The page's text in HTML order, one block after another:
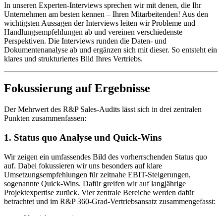
In unseren Experten-Interviews sprechen wir mit denen, die Ihr
Unternehmen am besten kennen – Ihren Mitarbeitenden! Aus den
wichtigsten Aussagen der Interviews leiten wir Probleme und
Handlungsempfehlungen ab und vereinen verschiedenste
Perspektiven. Die Interviews runden die Daten- und
Dokumentenanalyse ab und ergänzen sich mit dieser. So entsteht ein
klares und strukturiertes Bild Ihres Vertriebs.
Fokussierung auf Ergebnisse
Der Mehrwert des R&P Sales-Audits lässt sich in drei zentralen
Punkten zusammenfassen:
1. Status quo Analyse und Quick-Wins
Wir zeigen ein umfassendes Bild des vorherrschenden Status quo
auf. Dabei fokussieren wir uns besonders auf klare
Umsetzungsempfehlungen für zeitnahe EBIT-Steigerungen,
sogenannte Quick-Wins. Dafür greifen wir auf langjährige
Projektexpertise zurück. Vier zentrale Bereiche werden dafür
betrachtet und im R&P 360-Grad-Vertriebsansatz zusammengefasst: